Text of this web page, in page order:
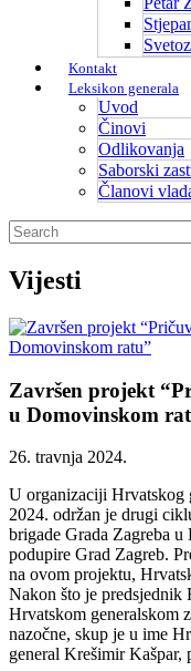
Kontakt
Leksikon generala
Uvod
Činovi
Odlikovanja
Saborski
Članovi
Vijesti
Završen projekt
u Domovinskom
26. travnja 2024.
U organizaciji Hrvatskog
2024. održan je drugi
brigade Grada Zagreba
podupire Grad Zagreb.
na ovom projektu,
Nakon što je
Hrvatskom generalskom
nazočne, skup je u ime
general Krešimir